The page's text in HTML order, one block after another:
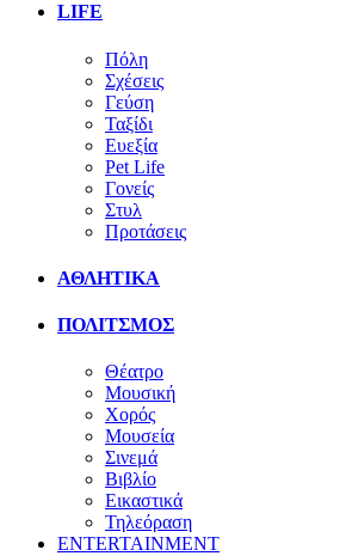
LIFE
Πόλη
Σχέσεις
Γεύση
Ταξίδι
Ευεξία
Pet Life
Γονείς
Στυλ
Προτάσεις
ΑΘΛΗΤΙΚΑ
ΠΟΛΙΤΣΜΟΣ
Θέατρο
Μουσική
Χορός
Μουσεία
Σινεμά
Βιβλίο
Εικαστικά
Τηλεόραση
ENTERTAINMENT